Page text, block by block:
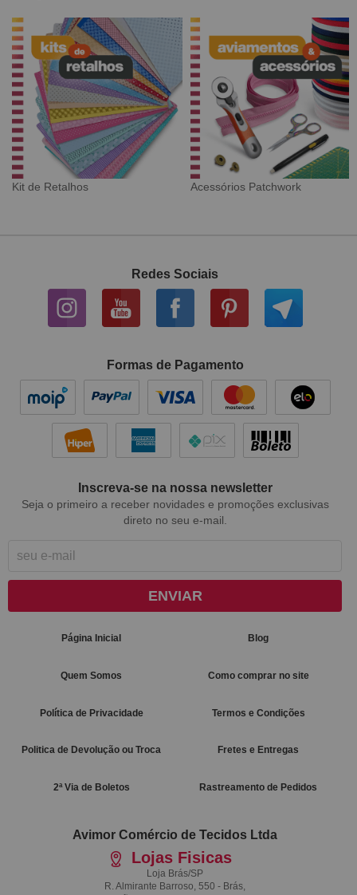
Tecido Digital Sarja Impermeável
Redes Sociais
Formas de Pagamento
Inscreva-se na nossa newsletter
Seja o primeiro a receber novidades e promoções exclusivas
direto no seu e-mail.
ENVIAR
Página Inicial Blog
Quem Somos Como comprar no site
Política de Privacidade Termos e Condições
Politica de Devolução ou Troca Fretes e Entregas
2ª Via de Boletos Rastreamento de Pedidos
Avimor Comércio de Tecidos Ltda
Lojas Fisicas
Loja Brás/SP
R. Almirante Barroso, 550 - Brás,